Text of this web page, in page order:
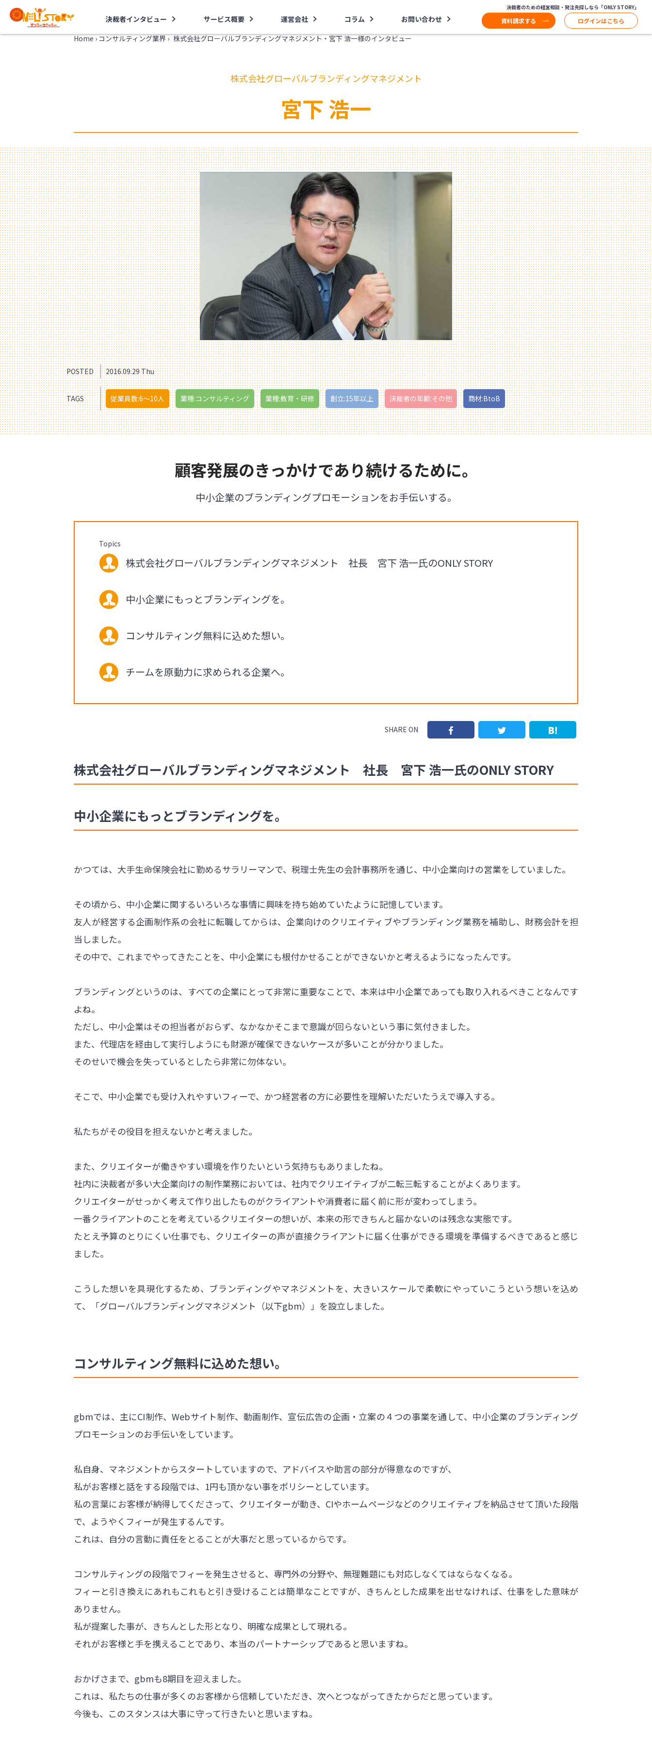
決裁者インタビュー サービス概要 運営会社 コラム お問い合わせ
決裁者のための経営相談・発注先探しなら「ONLY STORY」
資料請求する ログインはこちら
Home › コンサルティング業界 › 株式会社グローバルブランディングマネジメント・宮下 浩一様のインタビュー
株式会社グローバルブランディングマネジメント
宮下 浩一
POSTED 2016.09.29 Thu
TAGS 従業員数:6～10人 業種:コンサルティング 業種:教育・研修 創立:15年以上 決裁者の年齢:その他 商材:BtoB
顧客発展のきっかけであり続けるために。
中小企業のブランディングプロモーションをお手伝いする。
Topics
株式会社グローバルブランディングマネジメント 社長 宮下 浩一氏のONLY STORY
中小企業にもっとブランディングを。
コンサルティング無料に込めた想い。
チームを原動力に求められる企業へ。
SHARE ON
株式会社グローバルブランディングマネジメント 社長 宮下 浩一氏のONLY STORY
中小企業にもっとブランディングを。
かつては、大手生命保険会社に勤めるサラリーマンで、税理士先生の会計事務所を通じ、中小企業向けの営業をしていました。
その頃から、中小企業に関するいろいろな事情に興味を持ち始めていたように記憶しています。
友人が経営する企画制作系の会社に転職してからは、企業向けのクリエイティブやブランディング業務を補助し、財務会計を担
当しました。
その中で、これまでやってきたことを、中小企業にも根付かせることができないかと考えるようになったんです。
ブランディングというのは、すべての企業にとって非常に重要なことで、本来は中小企業であっても取り入れるべきことなんです
よね。
ただし、中小企業はその担当者がおらず、なかなかそこまで意識が回らないという事に気付きました。
また、代理店を経由して実行しようにも財源が確保できないケースが多いことが分かりました。
そのせいで機会を失っているとしたら非常に勿体ない。
そこで、中小企業でも受け入れやすいフィーで、かつ経営者の方に必要性を理解いただいたうえで導入する。
私たちがその役目を担えないかと考えました。
また、クリエイターが働きやすい環境を作りたいという気持ちもありましたね。
社内に決裁者が多い大企業向けの制作業務においては、社内でクリエイティブが二転三転することがよくあります。
クリエイターがせっかく考えて作り出したものがクライアントや消費者に届く前に形が変わってしまう。
一番クライアントのことを考えているクリエイターの想いが、本来の形できちんと届かないのは残念な実態です。
たとえ予算のとりにくい仕事でも、クリエイターの声が直接クライアントに届く仕事ができる環境を準備するべきであると感じ
ました。
こうした想いを具現化するため、ブランディングやマネジメントを、大きいスケールで柔軟にやっていこうという想いを込め
て、「グローバルブランディングマネジメント（以下gbm）」を設立しました。
コンサルティング無料に込めた想い。
gbmでは、主にCI制作、Webサイト制作、動画制作、宣伝広告の企画・立案の４つの事業を通して、中小企業のブランディング
プロモーションのお手伝いをしています。
私自身、マネジメントからスタートしていますので、アドバイスや助言の部分が得意なのですが、
私がお客様と話をする段階では、1円も頂かない事をポリシーとしています。
私の言葉にお客様が納得してくださって、クリエイターが動き、CIやホームページなどのクリエイティブを納品させて頂いた段階
で、ようやくフィーが発生するんです。
これは、自分の言動に責任をとることが大事だと思っているからです。
コンサルティングの段階でフィーを発生させると、専門外の分野や、無理難題にも対応しなくてはならなくなる。
フィーと引き換えにあれもこれもと引き受けることは簡単なことですが、きちんとした成果を出せなければ、仕事をした意味が
ありません。
私が提案した事が、きちんとした形となり、明確な成果として現れる。
それがお客様と手を携えることであり、本当のパートナーシップであると思いますね。
おかげさまで、gbmも8期目を迎えました。
これは、私たちの仕事が多くのお客様から信頼していただき、次へとつながってきたからだと思っています。
今後も、このスタンスは大事に守って行きたいと思いますね。